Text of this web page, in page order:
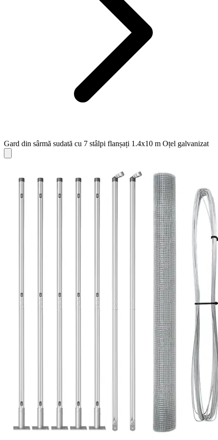
Gard din sârmă sudată cu 7 stâlpi flanșați 1.4x10 m Oțel galvanizat